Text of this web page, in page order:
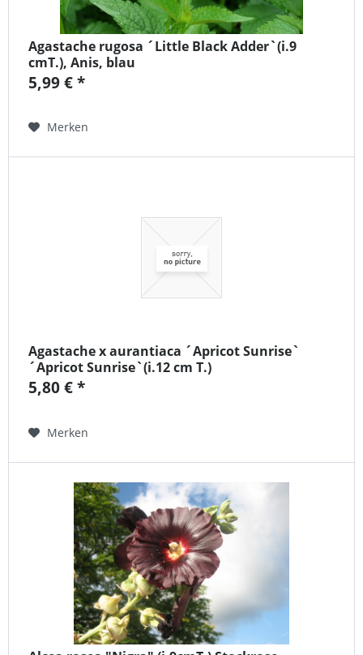
Agastache rugosa ´Little Black Adder`(i.9
cmT.), Anis, blau
5,99 € *
Merken
Agastache x aurantiaca ´Apricot Sunrise`
´Apricot Sunrise`(i.12 cm T.)
5,80 € *
Merken